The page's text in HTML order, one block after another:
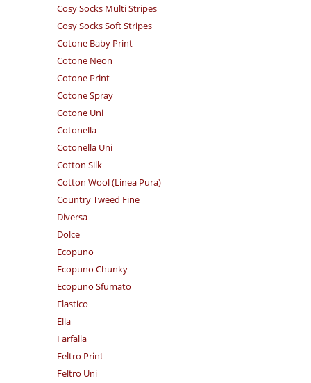
Cosy Socks Multi Stripes
Cosy Socks Soft Stripes
Cotone Baby Print
Cotone Neon
Cotone Print
Cotone Spray
Cotone Uni
Cotonella
Cotonella Uni
Cotton Silk
Cotton Wool (Linea Pura)
Country Tweed Fine
Diversa
Dolce
Ecopuno
Ecopuno Chunky
Ecopuno Sfumato
Elastico
Ella
Farfalla
Feltro Print
Feltro Uni